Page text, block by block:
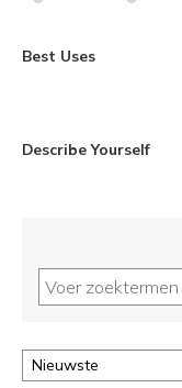
Best Uses
Describe Yourself